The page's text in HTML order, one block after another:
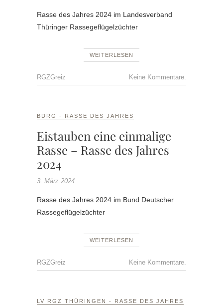
Rasse des Jahres 2024 im Landesverband
Thüringer Rassegeflügelzüchter
WEITERLESEN
RGZGreiz Keine Kommentare.
BDRG - RASSE DES JAHRES
Eistauben eine einmalige
Rasse – Rasse des Jahres
2024
3. März 2024
Rasse des Jahres 2024 im Bund Deutscher
Rassegeflügelzüchter
WEITERLESEN
RGZGreiz Keine Kommentare.
LV RGZ THÜRINGEN - RASSE DES JAHRES